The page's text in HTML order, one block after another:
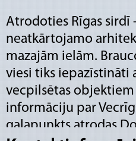
Atrodoties Rīgas sirdī
neatkārtojamo
mazajām ielām.
viesi tiks iepazīstināti
vecpilsētas objektiem
informāciju par
galapunkts atrodas